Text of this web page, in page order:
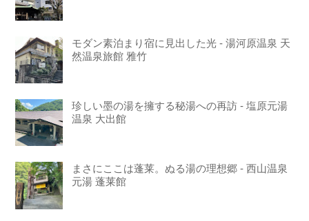
モダン素泊まり宿に見出した光 - 湯河原温泉 天
然温泉旅館 雅竹
珍しい墨の湯を擁する秘湯への再訪 - 塩原元湯
温泉 大出館
まさにここは蓬莱。ぬる湯の理想郷 - 西山温泉
元湯 蓬莱館